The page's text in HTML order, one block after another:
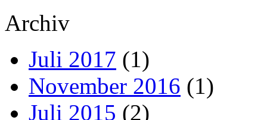
Archiv
Juli 2017 (1)
November 2016 (1)
Juli 2015 (2)